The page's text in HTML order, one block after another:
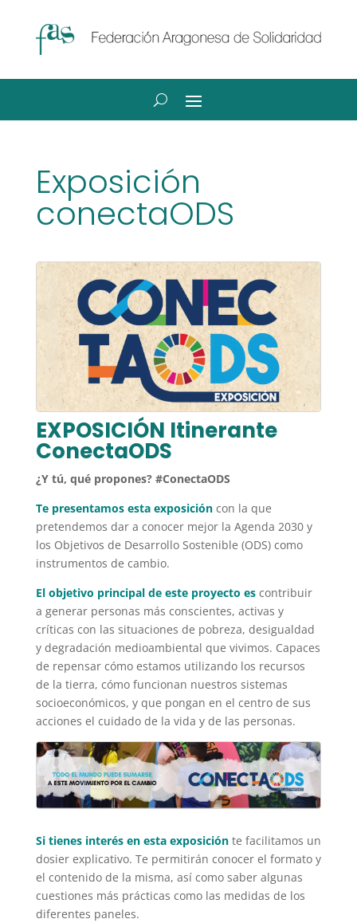
Exposición
conectaODS
EXPOSICIÓN Itinerante
ConectaODS
¿Y tú, qué propones? #ConectaODS
Te presentamos esta exposicióncon la que
pretendemos dar a conocer mejor la Agenda 2030 y
los Objetivos de Desarrollo Sostenible (ODS) como
instrumentos de cambio.
El objetivo principal de este proyecto escontribuir
a generar personas más conscientes, activas y
críticas con las situaciones de pobreza, desigualdad
y degradación medioambiental que vivimos. Capaces
de repensar cómo estamos utilizando los recursos
de la tierra, cómo funcionan nuestros sistemas
socioeconómicos, y que pongan en el centro de sus
acciones el cuidado de la vida y de las personas.
Si tienes interés en esta exposiciónte facilitamos un
dosier explicativo. Te permitirán conocer el formato y
el contenido de la misma, así como saber algunas
cuestiones más prácticas como las medidas de los
diferentes paneles.